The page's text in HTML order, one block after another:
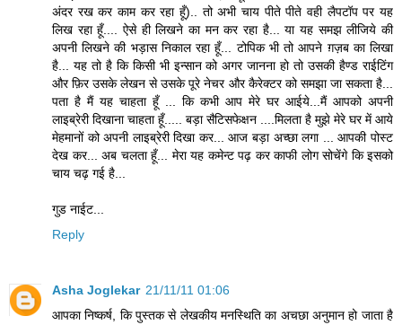
अंदर रख कर काम कर रहा हूँ).. तो अभी चाय पीते पीते वही लैपटॉप पर यह
लिख रहा हूँ.... ऐसे ही लिखने का मन कर रहा है... या यह समझ लीजिये की
अपनी लिखने की भड़ास निकाल रहा हूँ... टोपिक भी तो आपने ग़ज़ब का लिखा
है... यह तो है कि किसी भी इन्सान को अगर जानना हो तो उसकी हैण्ड राईटिंग
और फ़िर उसके लेखन से उसके पूरे नेचर और कैरेक्टर को समझा जा सकता है...
पता है मैं यह चाहता हूँ ... कि कभी आप मेरे घर आईये...मैं आपको अपनी
लाइब्रेरी दिखाना चाहता हूँ..... बड़ा सैटिसफेक्षन ....मिलता है मुझे मेरे घर में आये
मेहमानों को अपनी लाइब्रेरी दिखा कर... आज बड़ा अच्छा लगा ... आपकी पोस्ट
देख कर... अब चलता हूँ... मेरा यह कमेन्ट पढ़ कर काफी लोग सोचेंगे कि इसको
चाय चढ़ गई है...
गुड नाईट...
Reply
Asha Joglekar 21/11/11 01:06
आपका निष्कर्ष, कि पुस्तक से लेखकीय मनस्थिति का अचछा अनुमान हो जाता है